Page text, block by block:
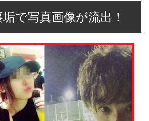
で写真画像が流出！